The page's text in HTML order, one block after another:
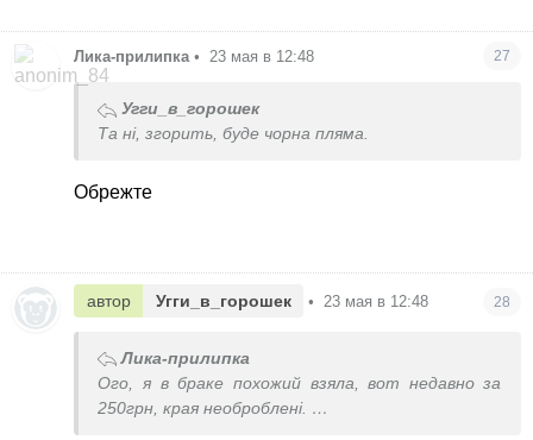
Лика-прилипка • 23 мая в 12:48 27
Угги_в_горошек
Та ні, згорить, буде чорна пляма.
Обрежте
автор Угги_в_горошек • 23 мая в 12:48 28
Лика-прилипка
Ого, я в браке похожий взяла, вот недавно за
250грн, края необроблені.